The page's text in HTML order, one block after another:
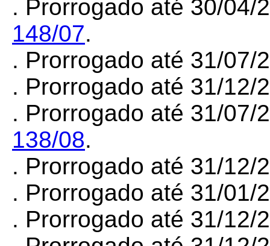
. Prorrogado até 30/04/
148/07.
. Prorrogado até 31/
. Prorrogado até 31/
. Prorrogado até 31/07/
138/08.
. Prorrogado até 31/
. Prorrogado até 31/
. Prorrogado até 31/12/